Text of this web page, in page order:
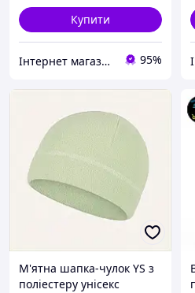
Купити
Інтернет магазин GRAND-TREND 95%
М'ятна шапка-чулок YS з
поліестеру унісекс